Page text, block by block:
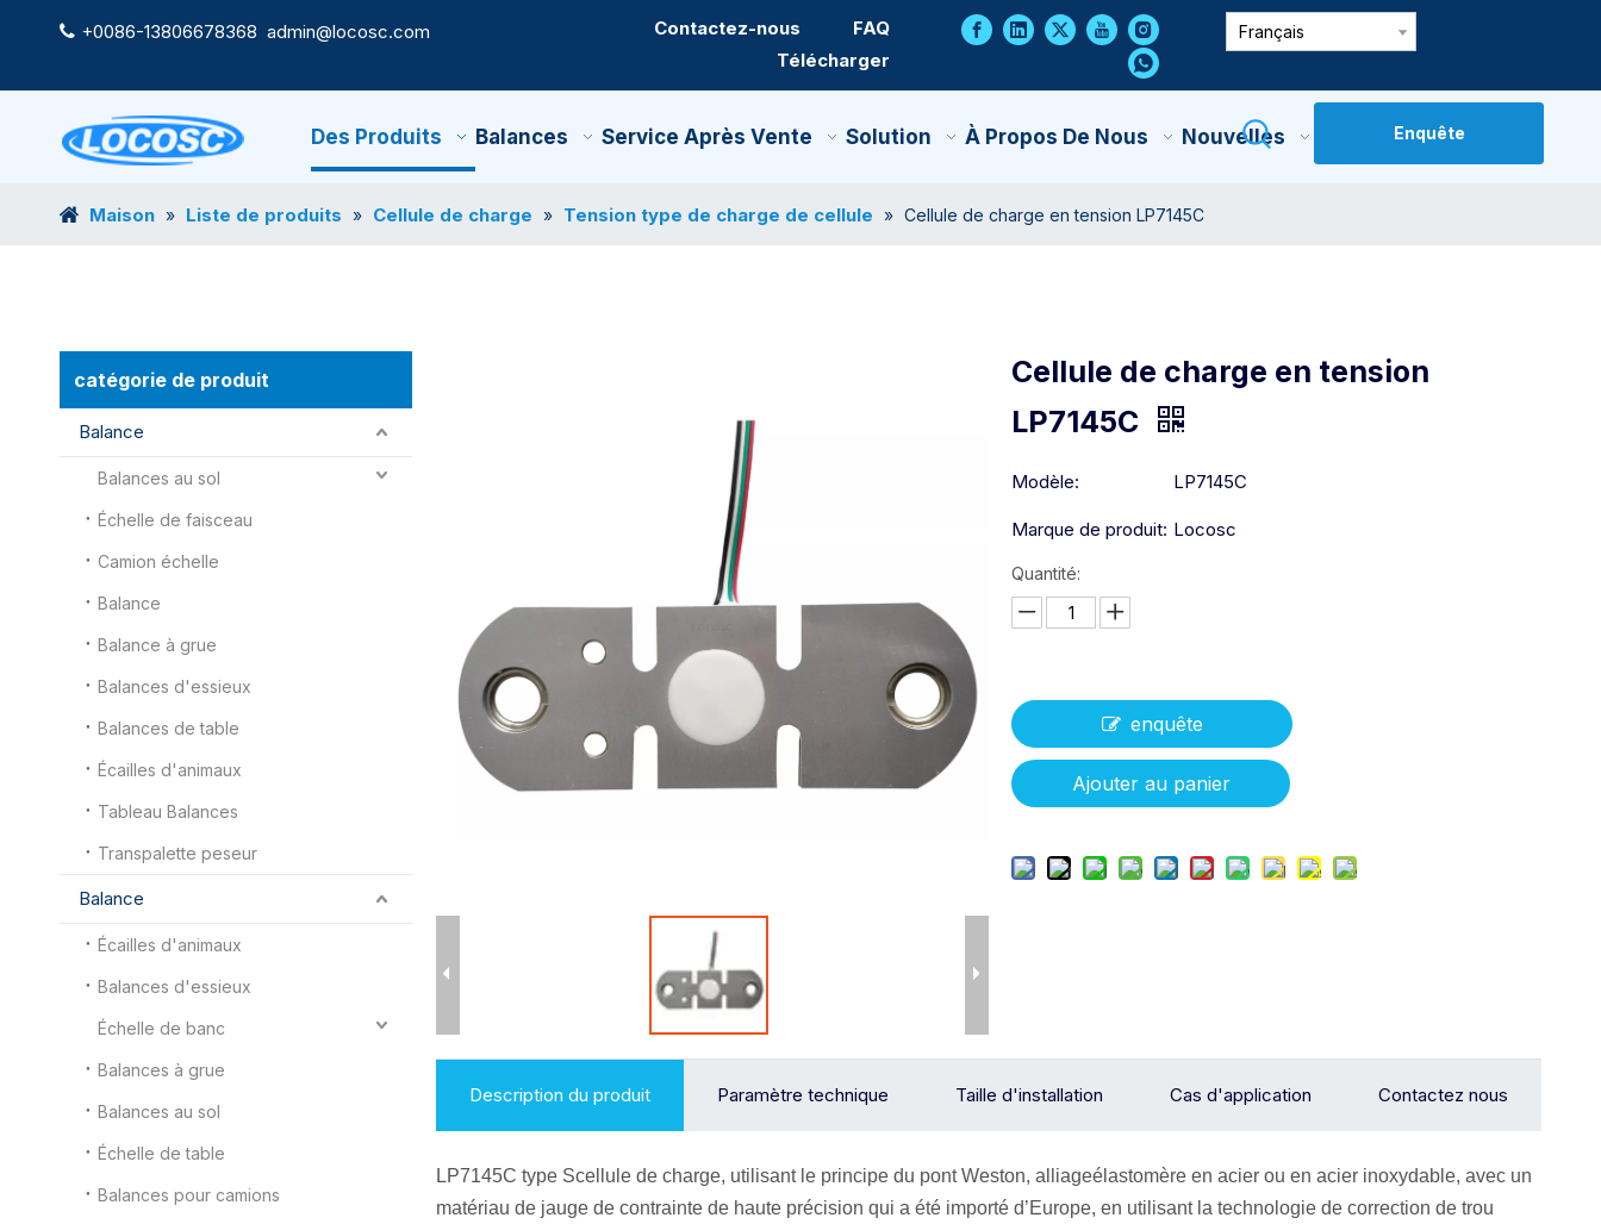
 +0086-13806678368 admin@locosc.com Contactez-nous
FAQ
Télécharger
Français
Des Produits Balances Service Après Vente Solution À Propos De Nous Nouvelles Contactez-Nous
Enquête
Maison » Liste de produits » Cellule de charge » Tension type de charge de cellule » Cellule de charge en tension LP7145C
catégorie de produit
Balance
Balances au sol
Échelle de faisceau
Camion échelle
Balance
Balance à grue
Balances d'essieux
Balances de table
Écailles d'animaux
Tableau Balances
Transpalette peseur
Balance
Écailles d'animaux
Balances d'essieux
Échelle de banc
Balances à grue
Balances au sol
Échelle de table
Balances pour camions
Cellule de charge en tension
LP7145C
Modèle: LP7145C
Marque de produit: Locosc
Quantité:
enquête
Ajouter au panier
Description du produit Paramètre technique Taille d'installation Cas d'application Contactez nous
LP7145C type Scellule de charge, utilisant le principe du pont Weston, alliageélastomère en acier ou en acier inoxydable, avec un
matériau de jauge de contrainte de haute précision qui a été importé d’Europe, en utilisant la technologie de correction de trou